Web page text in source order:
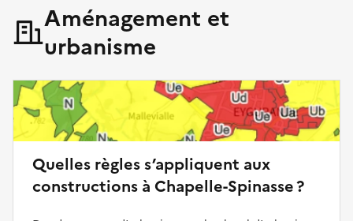
Aménagement et
urbanisme
Quelles règles s’appliquent aux
constructions à Chapelle-Spinasse ?